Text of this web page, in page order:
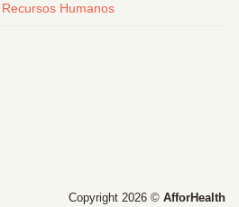
Humanos
Copyright 2026 © AfforHealth